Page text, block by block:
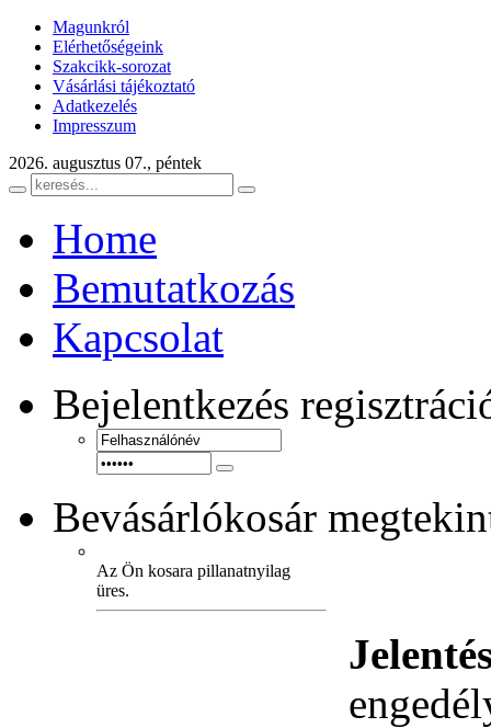
Magunkról
Elérhetőségeink
Szakcikk-sorozat
Vásárlási tájékoztató
Adatkezelés
Impresszum
2026. augusztus 07., péntek
Home
Bemutatkozás
Kapcsolat
Bejelentkezés
Bevásárlókosár
Az Ön kosara pillanatnyilag
üres.